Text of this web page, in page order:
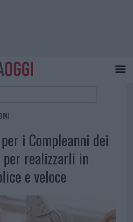
i Compleanni dei
realizzarli in
e veloce